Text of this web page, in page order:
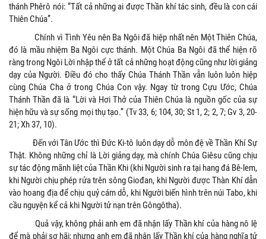
thánh Phêrô nói: “Tất cả những ai được Thần khí tác sinh, đều là con cái
Thiên Chúa”.
Chính vì Tình Yêu nên Ba Ngôi đã hiệp nhất nên Một Thiên Chúa,
đó là mầu nhiệm Ba Ngôi cực thánh. Một Chúa Ba Ngôi đã thể hiện rõ
ràng trong Ngôi Lời nhập thể ở tất cả những hoạt động cũng như lời giảng
dạy của Người. Điều đó cho thấy Chúa Thánh Thần vẫn luôn luôn hiệp
cùng Chúa Cha ở trong Chúa Con vậy. Ngay từ trong Cựu Ước, Chúa
Thánh Thần đã là “Lời và Hơi Thở của Thiên Chúa là nguồn gốc của sự
hiện hữu và sự sống mọi thụ tạo.” (Tv 33, 6; 104, 30; St 1, 2; 2, 7; Gv 3, 20-
21; Xh 37, 10).
Đến với Tân Ước thì Đức Ki-tô luôn dạy dỗ môn đệ về Thần Khí Sự
Thật. Không những chỉ là Lời giảng dạy, mà chính Chúa Giêsu cũng chịu
sự tác động mãnh liệt của Thần Khi (khi Người sinh ra tại hang đá Bê-lem,
khi Người chịu phép rửa trên sông Giođan, khi Người được Thàn Khí dẫn
vào hoang địa để chịu quỷ cám dỗ, khi Người biến hình trên núi Tabo, khi
cầu nguyện kể cả khi Người tử nạn trên Gôngôtha).
Quả vậy, không phải anh em đã nhận lấy Thần khí của hàng nô lệ
để mà phải sợ hãi; nhưng anh em đã nhận lấy Thần khí của hàng nghĩa tử